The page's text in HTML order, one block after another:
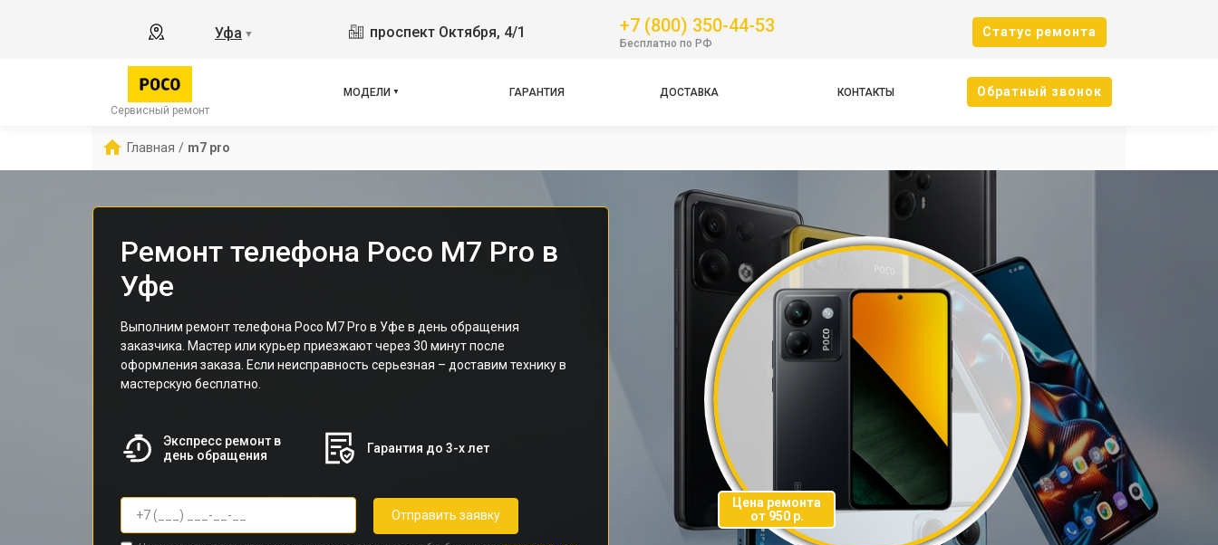
Уфа ▼ проспект Октября, 4/1 +7 (800) 350-44-53
Бесплатно по РФ
Cтатус ремонта
Сервисный ремонт
МОДЕЛИ
X3 GT
X3 Pro
ГАРАНТИЯ ДОСТАВКА КОНТАКТЫ Oбратный звонок
Главная / m7 pro
Ремонт телефона Poco M7 Pro в
Уфе
Выполним ремонт телефона Poco M7 Pro в Уфе в день обращения
заказчика. Мастер или курьер приезжают через 30 минут после
оформления заказа. Если неисправность серьезная – доставим технику в
мастерскую бесплатно.
Экспресс ремонт в
день обращения
Гарантия до 3-х лет
Отправить заявку
Цена ремонта
от 950 р.